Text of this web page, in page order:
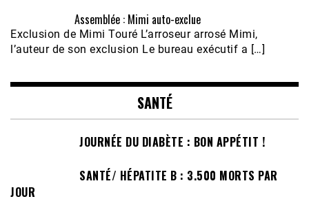
Assemblée : Mimi auto-exclue
Exclusion de Mimi Touré L’arroseur arrosé Mimi,
l’auteur de son exclusion Le bureau exécutif a […]
SANTÉ
JOURNÉE DU DIABÈTE : BON APPÉTIT !
SANTÉ/ HÉPATITE B : 3.500 MORTS PAR
JOUR